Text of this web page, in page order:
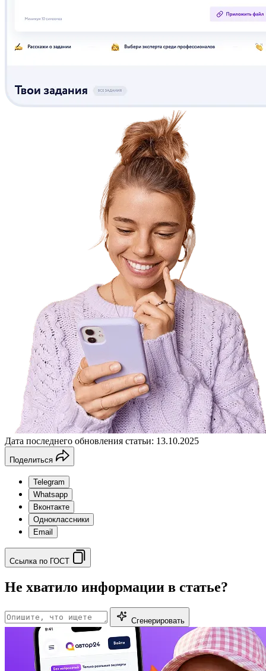
Дата последнего обновления статьи: 13.10.2025
Поделиться
Telegram
Whatsapp
Вконтакте
Одноклассники
Email
Ссылка по ГОСТ
Не хватило информации в статье?
Сгенерировать